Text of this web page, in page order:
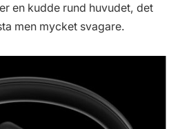
en kudde rund huvudet, det
men mycket svagare.